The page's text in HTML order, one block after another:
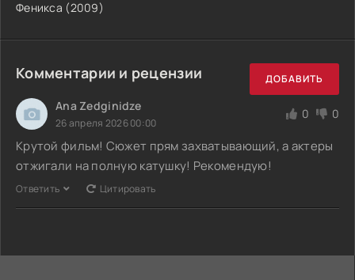
Феникса (2009)
Комментарии и рецензии ДОБАВИТЬ
Ana Zedginidze
26 апреля 2026 00:00
0 0
Крутой фильм! Сюжет прям захватывающий, а актеры
отжигали на полную катушку! Рекомендую!
Ответить Цитировать